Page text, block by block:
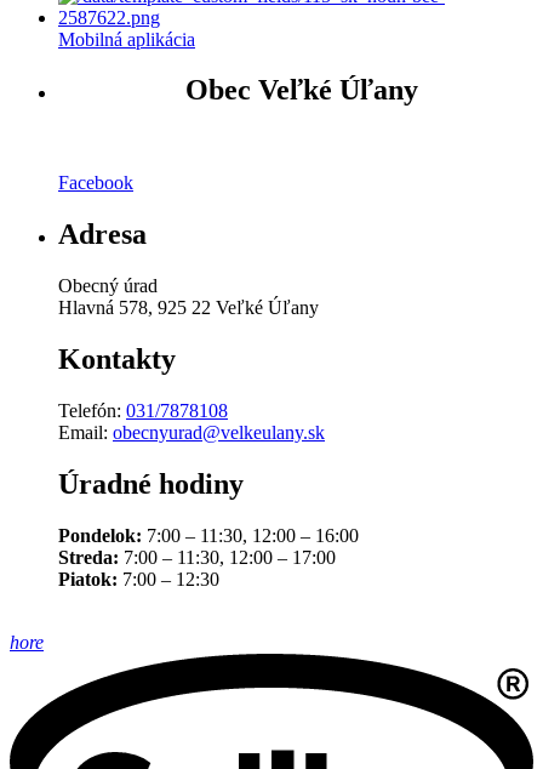
Mobilná aplikácia
Obec Veľké Úľany
Facebook
Adresa
Obecný úrad
Hlavná 578, 925 22 Veľké Úľany
Kontakty
Telefón: 031/7878108
Email: obecnyurad@velkeulany.sk
Úradné hodiny
Pondelok: 7:00 – 11:30, 12:00 – 16:00
Streda: 7:00 – 11:30, 12:00 – 17:00
Piatok: 7:00 – 12:30
hore